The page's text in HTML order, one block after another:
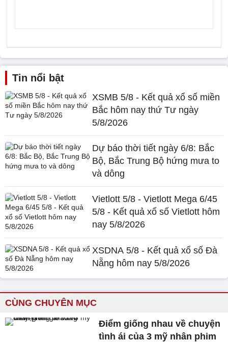
Tin nổi bật
XSMB 5/8 - Kết quả xổ số miền
Bắc hôm nay thứ Tư ngày
5/8/2026
Dự báo thời tiết ngày 6/8: Bắc
Bộ, Bắc Trung Bộ hứng mưa to
và dông
Vietlott 5/8 - Vietlott Mega 6/45
5/8 - Kết quả xổ số Vietlott hôm
nay 5/8/2026
XSDNA 5/8 - Kết quả xổ số Đà
Nẵng hôm nay 5/8/2026
CÙNG CHUYÊN MỤC
Điểm giống nhau về chuyện
tình ái của 3 mỹ nhân phim